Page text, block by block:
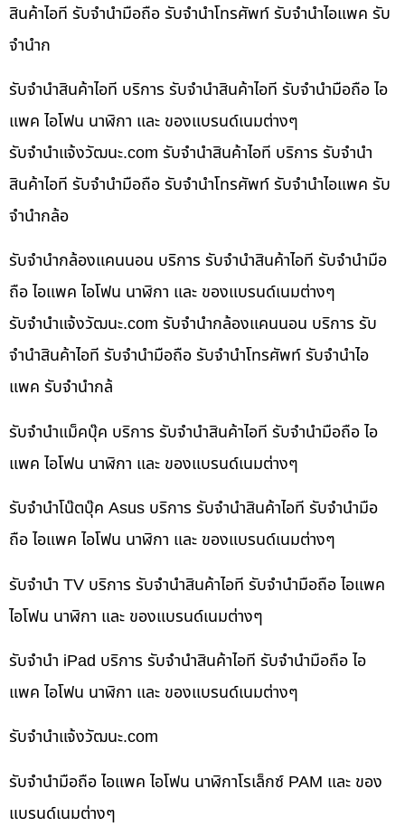
สินค้าไอที รับจำนำมือถือ รับจำนำโทรศัพท์ รับจำนำไอแพค รับ
จำนำก
รับจำนำสินค้าไอที บริการ รับจำนำสินค้าไอที รับจำนำมือถือ ไอ
แพค ไอโฟน นาฬิกา และ ของแบรนด์เนมต่างๆ
รับจํานําแจ้งวัฒนะ.com รับจำนำสินค้าไอที บริการ รับจำนำ
สินค้าไอที รับจำนำมือถือ รับจำนำโทรศัพท์ รับจำนำไอแพค รับ
จำนำกล้อ
รับจำนำกล้องแคนนอน บริการ รับจำนำสินค้าไอที รับจำนำมือ
ถือ ไอแพค ไอโฟน นาฬิกา และ ของแบรนด์เนมต่างๆ
รับจํานําแจ้งวัฒนะ.com รับจำนำกล้องแคนนอน บริการ รับ
จำนำสินค้าไอที รับจำนำมือถือ รับจำนำโทรศัพท์ รับจำนำไอ
แพค รับจำนำกล้
รับจำนำแม็คบุ๊ค บริการ รับจำนำสินค้าไอที รับจำนำมือถือ ไอ
แพค ไอโฟน นาฬิกา และ ของแบรนด์เนมต่างๆ
รับจำนำโน๊ตบุ๊ค Asus บริการ รับจำนำสินค้าไอที รับจำนำมือ
ถือ ไอแพค ไอโฟน นาฬิกา และ ของแบรนด์เนมต่างๆ
รับจำนำ TV บริการ รับจำนำสินค้าไอที รับจำนำมือถือ ไอแพค
ไอโฟน นาฬิกา และ ของแบรนด์เนมต่างๆ
รับจำนำ iPad บริการ รับจำนำสินค้าไอที รับจำนำมือถือ ไอ
แพค ไอโฟน นาฬิกา และ ของแบรนด์เนมต่างๆ
รับจํานําแจ้งวัฒนะ.com
รับจำนำมือถือ ไอแพค ไอโฟน นาฬิกาโรเล็กซ์ PAM และ ของ
แบรนด์เนมต่างๆ